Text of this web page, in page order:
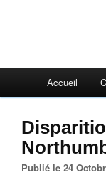
Accueil
Publié le 24